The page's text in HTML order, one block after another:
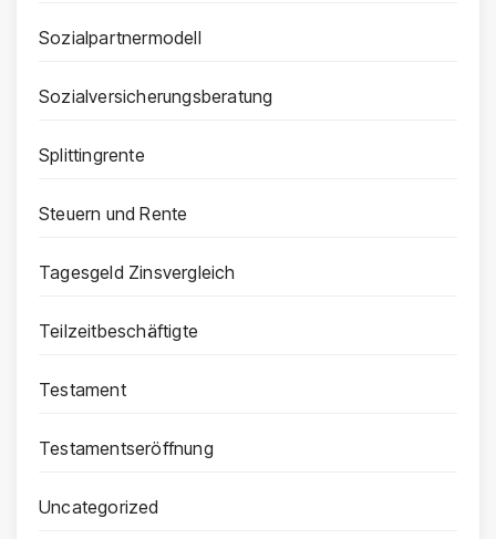
Sozialpartnermodell
Sozialversicherungsberatung
Splittingrente
Steuern und Rente
Tagesgeld Zinsvergleich
Teilzeitbeschäftigte
Testament
Testamentseröffnung
Uncategorized